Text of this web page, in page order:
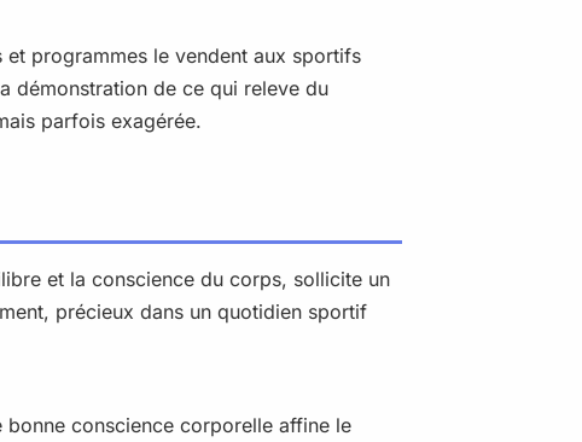
programmes le vendent aux sportifs
démonstration de ce qui releve du
parfois exagérée.
et la conscience du corps, sollicite un
précieux dans un quotidien sportif
conscience corporelle affine le